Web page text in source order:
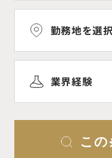
勤務地を選
業界経験
この